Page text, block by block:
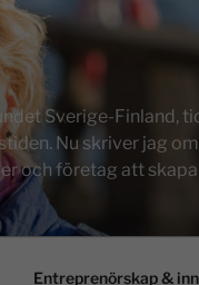
Sverige-Finland,
Nu skriver jag
och företag att
Entreprenörskap &